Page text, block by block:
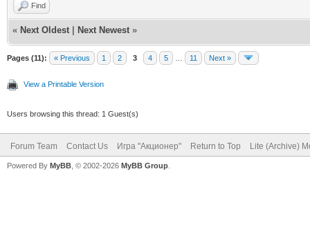
Find
« Next Oldest Next Newest »
Pages (11): « Previous 1 2 3 4 5 11 Next »
View a Printable Version
Users browsing this thread: 1 Guest(s)
Forum Team Contact Us Игра "Акционер" Return to Top Lite (Archive)
Powered By MyBB , © 2002-2026 MyBB Group